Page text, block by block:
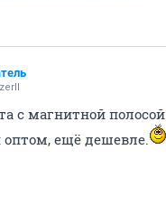
с магнитной
оптом, ещё дешевле.